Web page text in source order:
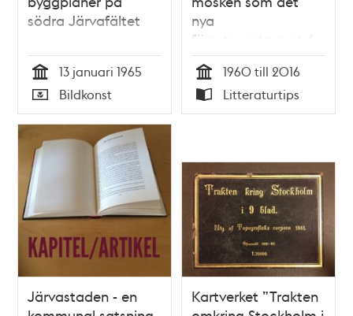
södra Järvafältet
Tid
13 januari 1965
Typ
Bildkonst
nya
förortscentrumet /
Jennifer Mack
Tid
1960 till 2016
Typ
Litteraturtips
Järvastaden - en
Kartverket ”Trakten